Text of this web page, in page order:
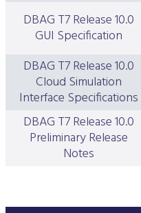
DBAG T7 Release 10.0
GUI Specification
DBAG T7 Release 10.0
Cloud Simulation
Interface Specifications
DBAG T7 Release 10.0
Preliminary Release
Notes